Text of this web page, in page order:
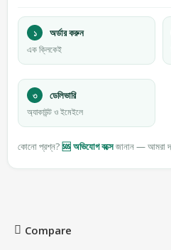
১ অর্ডার করুন
এক ক্লিকেই
৩ ডেলিভারি
অ্যাকাউন্ট ও ইমেইলে
কোনো প্রশ্ন?🆘 অভিযোগ বক্সেজানান — আমরা
Compare